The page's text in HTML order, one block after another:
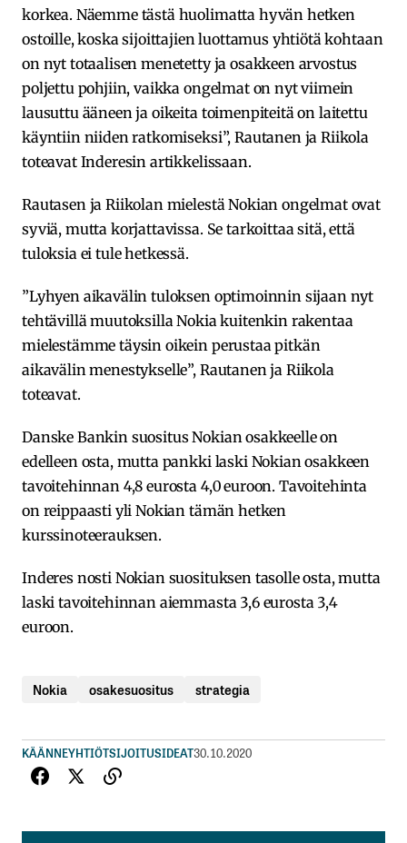
korkea. Näemme tästä huolimatta hyvän hetken
ostoille, koska sijoittajien luottamus yhtiötä kohtaan
on nyt totaalisen menetetty ja osakkeen arvostus
poljettu pohjiin, vaikka ongelmat on nyt viimein
lausuttu ääneen ja oikeita toimenpiteitä on laitettu
käyntiin niiden ratkomiseksi”, Rautanen ja Riikola
toteavat Inderesin artikkelissaan.
Rautasen ja Riikolan mielestä Nokian ongelmat ovat
syviä, mutta korjattavissa. Se tarkoittaa sitä, että
tuloksia ei tule hetkessä.
”Lyhyen aikavälin tuloksen optimoinnin sijaan nyt
tehtävillä muutoksilla Nokia kuitenkin rakentaa
mielestämme täysin oikein perustaa pitkän
aikavälin menestykselle”, Rautanen ja Riikola
toteavat.
Danske Bankin suositus Nokian osakkeelle on
edelleen osta, mutta pankki laski Nokian osakkeen
tavoitehinnan 4,8 eurosta 4,0 euroon. Tavoitehinta
on reippaasti yli Nokian tämän hetken
kurssinoteerauksen.
Inderes nosti Nokian suosituksen tasolle osta, mutta
laski tavoitehinnan aiemmasta 3,6 eurosta 3,4
euroon.
Nokia osakesuositus strategia
KÄÄNNEYHTIÖTSIJOITUSIDEAT30.10.2020